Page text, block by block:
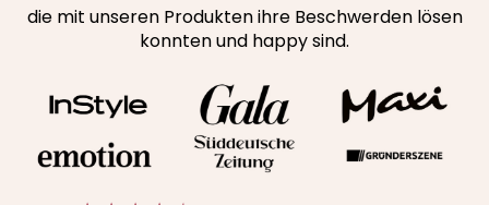
die mit unseren Produkten ihre Beschwerden lösen
konnten und happy sind.